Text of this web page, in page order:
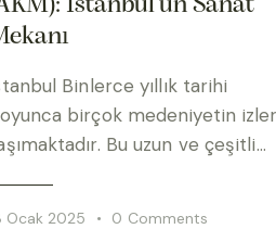
Binlerce yıllık tarihi
birçok medeniyetin
Bu uzun ve çeşitli…
Ocak 2025 0 Comments